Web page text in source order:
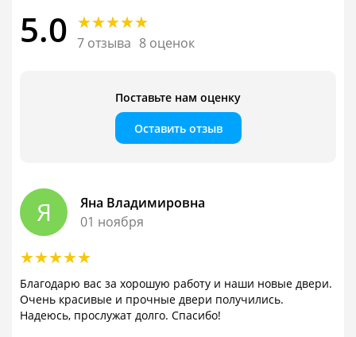
5.0 7 отзыва 8 оценок
Поставьте нам оценку
Оставить отзыв
Я
Яна Владимировна
01 ноября
Благодарю вас за хорошую работу и наши новые двери.
Очень красивые и прочные двери получились.
Надеюсь, прослужат долго. Спасибо!